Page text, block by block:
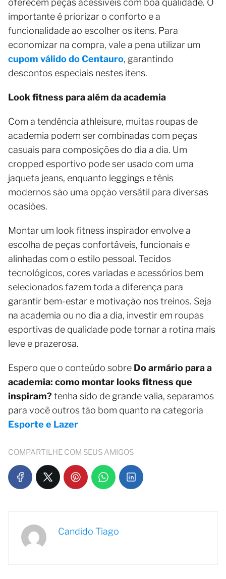
oferecem peças acessíveis com boa qualidade. O
importante é priorizar o conforto e a
funcionalidade ao escolher os itens. Para
economizar na compra, vale a pena utilizar um
cupom válido do Centauro, garantindo
descontos especiais nestes itens.
Look fitness para além da academia
Com a tendência athleisure, muitas roupas de
academia podem ser combinadas com peças
casuais para composições do dia a dia. Um
cropped esportivo pode ser usado com uma
jaqueta jeans, enquanto leggings e tênis
modernos são uma opção versátil para diversas
ocasiões.
Montar um look fitness inspirador envolve a
escolha de peças confortáveis, funcionais e
alinhadas com o estilo pessoal. Tecidos
tecnológicos, cores variadas e acessórios bem
selecionados fazem toda a diferença para
garantir bem-estar e motivação nos treinos. Seja
na academia ou no dia a dia, investir em roupas
esportivas de qualidade pode tornar a rotina mais
leve e prazerosa.
Espero que o conteúdo sobre Do armário para a
academia: como montar looks fitness que
inspiram?tenha sido de grande valia, separamos
para você outros tão bom quanto na categoria
Esporte e Lazer
COMPARTILHE COM SEUS AMIGOS
Candido Tiago